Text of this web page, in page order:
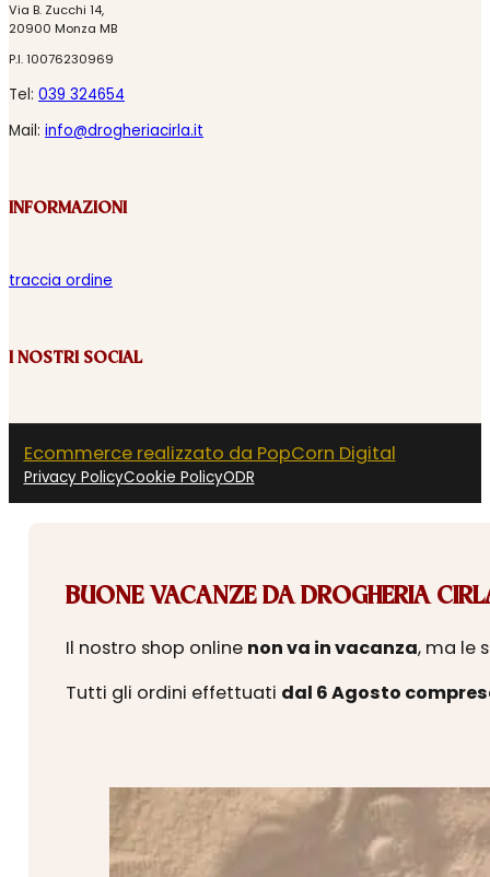
Via B. Zucchi 14,
20900 Monza MB
P.I. 10076230969
Tel: 039 324654
Mail: info@drogheriacirla.it
INFORMAZIONI
traccia ordine
I NOSTRI SOCIAL
Ecommerce realizzato da PopCorn Digital
Privacy PolicyCookie PolicyODR
BUONE VACANZE DA DROGHERIA
Il nostro shop online non va in vacanza, ma le
Tutti gli ordini effettuati dal 6 Agosto